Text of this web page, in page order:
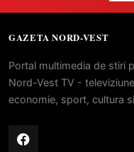
GAZETA NORD-VEST
Portal multimedia de stiri
Nord-Vest TV -
economie, sport, cultura